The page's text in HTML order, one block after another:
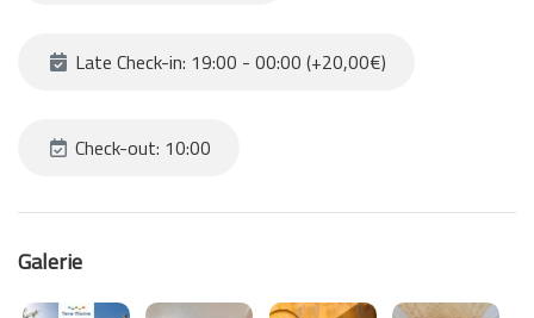
Late Check-in: 19:00 - 00:00 (+20,00€)
Check-out: 10:00
Galerie